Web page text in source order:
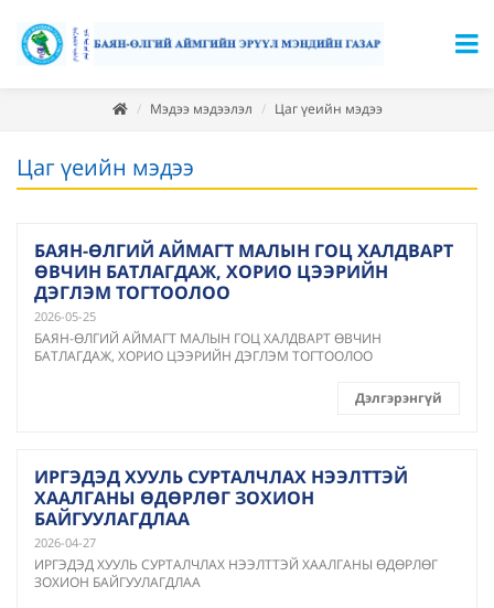
Мэдээ мэдээлэл Цаг үеийн мэдээ
Цаг үеийн мэдээ
БАЯН-ӨЛГИЙ АЙМАГТ МАЛЫН ГОЦ ХАЛДВАРТ
ӨВЧИН БАТЛАГДАЖ, ХОРИО ЦЭЭРИЙН
ДЭГЛЭМ ТОГТООЛОО
2026-05-25
БАЯН-ӨЛГИЙ АЙМАГТ МАЛЫН ГОЦ ХАЛДВАРТ ӨВЧИН
БАТЛАГДАЖ, ХОРИО ЦЭЭРИЙН ДЭГЛЭМ ТОГТООЛОО
Дэлгэрэнгүй
ИРГЭДЭД ХУУЛЬ СУРТАЛЧЛАХ НЭЭЛТТЭЙ
ХААЛГАНЫ ӨДӨРЛӨГ ЗОХИОН
БАЙГУУЛАГДЛАА
2026-04-27
ИРГЭДЭД ХУУЛЬ СУРТАЛЧЛАХ НЭЭЛТТЭЙ ХААЛГАНЫ ӨДӨРЛӨГ
ЗОХИОН БАЙГУУЛАГДЛАА